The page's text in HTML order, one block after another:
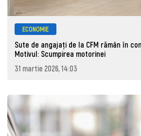
ECONOMIE
Sute de angajaţi de la CFM rămân în
Motivul: Scumpirea motorinei
31 martie 2026, 14:03